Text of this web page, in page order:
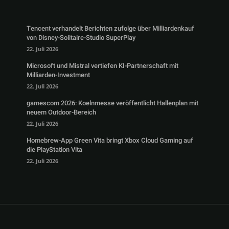
Tencent verhandelt Berichten zufolge über Milliardenkauf
von Disney-Solitaire-Studio SuperPlay
22. Juli 2026
Microsoft und Mistral vertiefen KI-Partnerschaft mit
Milliarden-Investment
22. Juli 2026
gamescom 2026: Koelnmesse veröffentlicht Hallenplan mit
neuem Outdoor-Bereich
22. Juli 2026
Homebrew-App Green Vita bringt Xbox Cloud Gaming auf
die PlayStation Vita
22. Juli 2026